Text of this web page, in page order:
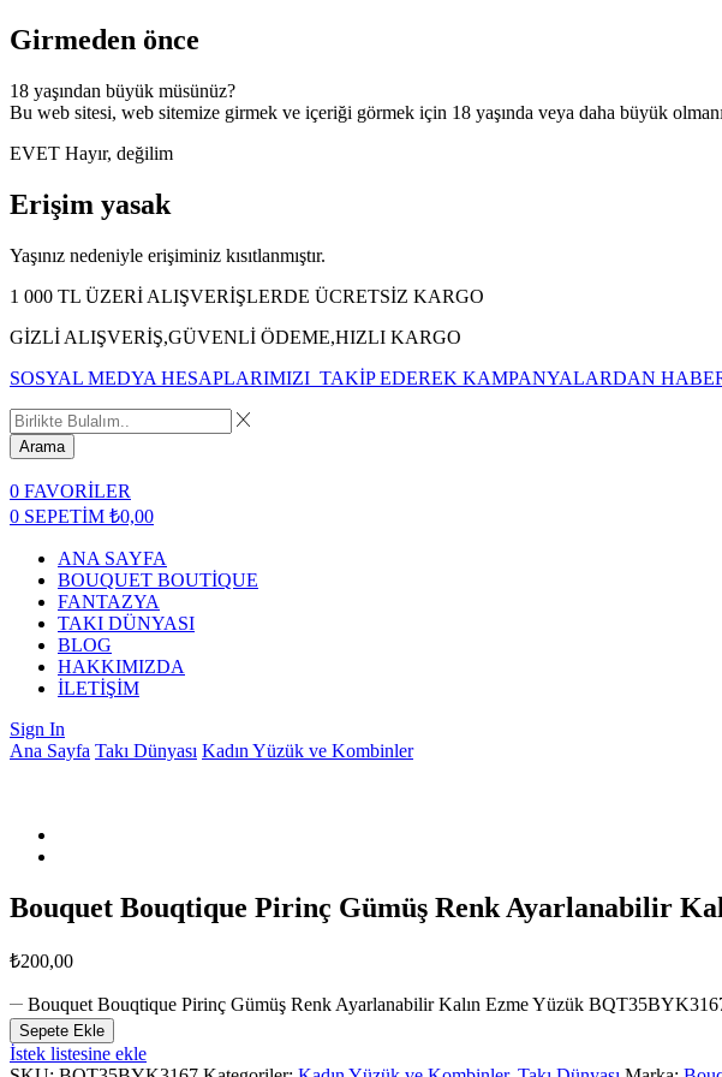
Girmeden önce
18 yaşından büyük müsünüz?
Bu web sitesi, web sitemize girmek ve içeriği görmek için 18 yaşında veya daha büyük
EVET Hayır, değilim
Erişim yasak
Yaşınız nedeniyle erişiminiz kısıtlanmıştır.
1 000 TL ÜZERİ ALIŞVERİŞLERDE ÜCRETSİZ KARGO
GİZLİ ALIŞVERİŞ,GÜVENLİ ÖDEME,HIZLI KARGO
SOSYAL MEDYA HESAPLARIMIZI TAKİP EDEREK KAMPANYALARDAN
Arama
0 FAVORİLER
0 SEPETİM ₺0,00
ANA SAYFA
BOUQUET BOUTİQUE
FANTAZYA
TAKI DÜNYASI
BLOG
HAKKIMIZDA
İLETİŞİM
Sign In
Ana Sayfa Takı Dünyası Kadın Yüzük ve Kombinler
Bouquet Bouqtique Pirinç Gümüş Renk Ayarlanabilir
₺200,00
Bouquet Bouqtique Pirinç Gümüş Renk Ayarlanabilir Kalın Ezme Yüzük
Sepete Ekle
İstek listesine ekle